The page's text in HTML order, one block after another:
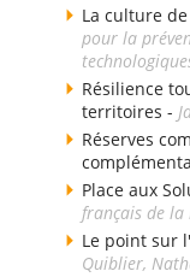
La culture
pour la
Résilience
territoires -
Réserves
Place aux
français de la
Le point sur
Quiblier,